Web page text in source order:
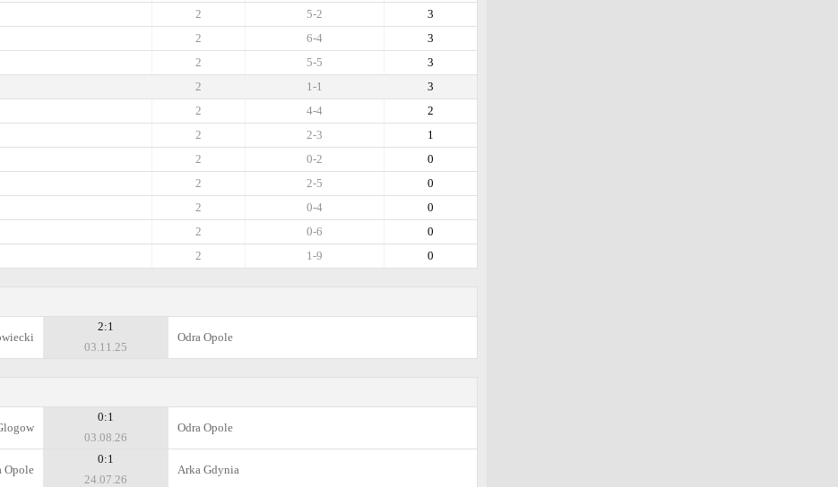
3
5-2
2
3
6-4
2
3
5-5
2
3
1-1
2
2
4-4
2
1
2-3
2
0
0-2
2
0
2-5
2
0
0-4
2
0
0-6
2
0
1-9
2
2:1
03.11.25
Odra Opole
0:1
03.08.26
Odra Opole
Opole
0:1
24.07.26
Arka Gdynia